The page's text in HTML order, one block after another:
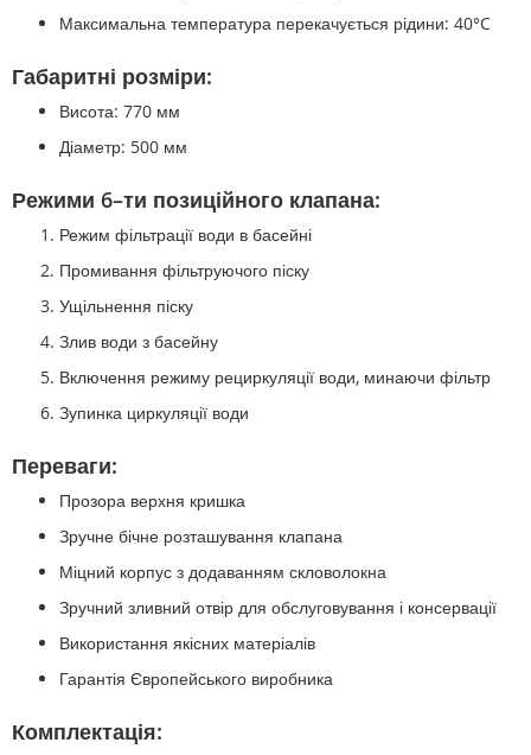
Максимальна температура перекачується рідини: 40°C
Габаритні розміри:
Висота: 770 мм
Діаметр: 500 мм
Режими 6–ти позиційного клапана:
Режим фільтрації води в басейні
Промивання фільтруючого піску
Ущільнення піску
Злив води з басейну
Включення режиму рециркуляції води, минаючи фільтр
Зупинка циркуляції води
Переваги:
Прозора верхня кришка
Зручне бічне розташування клапана
Міцний корпус з додаванням скловолокна
Зручний зливний отвір для обслуговування і консервації
Використання якісних матеріалів
Гарантія Європейського виробника
Комплектація: